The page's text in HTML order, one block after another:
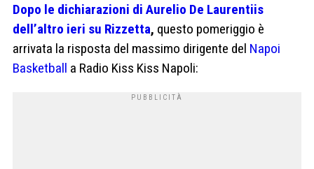
Dopo le dichiarazioni di Aurelio De Laurentiis
dell’altro ieri su Rizzetta, questo pomeriggio è
arrivata la risposta del massimo dirigente del Napoi
Basketball a Radio Kiss Kiss Napoli: